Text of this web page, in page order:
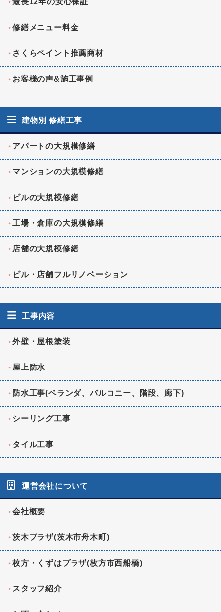
最長12年の安心保証
修繕メニュー料金
さくらペイント推薦商材
お客様の声&施工事例
建物別 修繕工事
アパートの大規模修繕
マンションの大規模修繕
ビルの大規模修繕
工場・倉庫の大規模修繕
店舗の大規模修繕
ビル・店舗フルリノベーション
工事内容
外壁・屋根塗装
屋上防水
防水工事(ベランダ、バルコニー、階段、廊下)
シーリング工事
タイル工事
運営会社について
会社概要
茨木プラザ(茨木市舟木町)
枚方・くずはプラザ(枚方市西船橋)
スタッフ紹介